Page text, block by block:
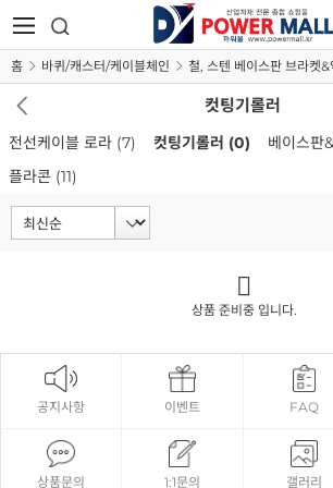
홈 바퀴/캐스터/케이블체인 철, 스텐 베이스판 브라켓&
컷팅기롤러
전선케이블 로라 (7) 컷팅기롤러 (0) 베이스판
플라콘 (11)
상품 준비중 입니다.
공지사항 이벤트 FAQ
상품문의 1:1문의 갤러리